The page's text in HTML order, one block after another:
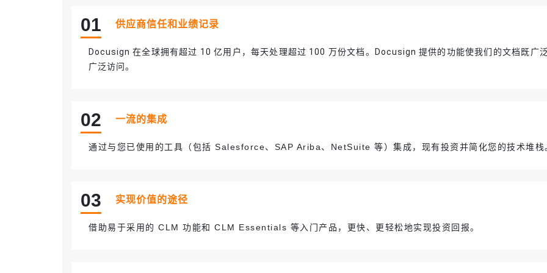
01 供应商信任和业绩记录
Docusign 在全球拥有超过 10 亿用户，每天处理超过 100 万份文档。Docusign 提供的功能使我们的文档既广
广泛访问。
02 一流的集成
通过与您已使用的工具（包括 Salesforce、SAP Ariba、NetSuite 等）集成，现有投资并简化您的技术堆栈
03 实现价值的途径
借助易于采用的 CLM 功能和 CLM Essentials 等入门产品，更快、更轻松地实现投资回报。